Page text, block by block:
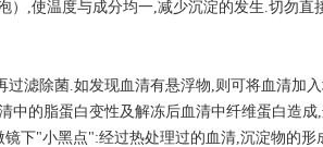
）,使温度与成分均一,减少沉淀的发生.切勿
过滤除菌.如发现血清有悬浮物,则可将血清加
中的脂蛋白变性及解冻后血清中纤维蛋白造
镜下"小黑点":经过热处理过的血清,沉淀物的